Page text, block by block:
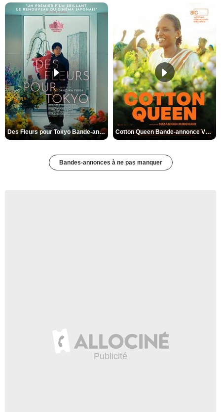
Des Fleurs pour Tokyo Bande-annonce VO STFR Cotton Queen Bande-annonce VO STFR
Bandes-annonces à ne pas manquer